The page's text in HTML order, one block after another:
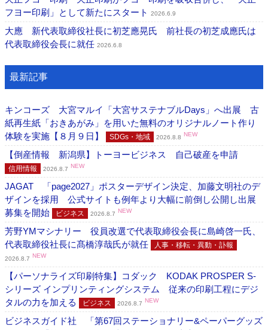
フヨー印刷」として新たにスタート
2026.6.9
大應 新代表取締役社長に初芝應晃氏 前社長の初芝成應氏は
代表取締役会長に就任 2026.6.8
最新記事
キンコーズ 大宮マルイ「大宮サステナブルDays」へ出展 古
紙再生紙「おきあがみ」を用いた無料のオリジナルノート作り
体験を実施【８月９日】
SDGs・地域 2026.8.8 NEW
【倒産情報 新潟県】トーヨービジネス 自己破産を申請
信用情報 2026.8.7 NEW
JAGAT 「page2027」ポスターデザイン決定、加藤文明社のデ
ザインを採用 公式サイトも例年より大幅に前倒し公開し出展
募集を開始
ビジネス 2026.8.7 NEW
芳野YMマシナリー 役員改選で代表取締役会長に島崎啓一氏、
代表取締役社長に髙橋淳哉氏が就任
人事・移転・異動・訃報
2026.8.7 NEW
【パーソナライズ印刷特集】コダック KODAK PROSPER S-
シリーズ インプリンティングシステム 従来の印刷工程にデジ
タルの力を加える
ビジネス 2026.8.7 NEW
ビジネスガイド社 「第67回ステーショナリー&ペーパーグッズ